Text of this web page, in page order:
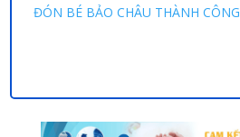
ĐÓN BÉ BẢO CHÂU THÀNH CÔNG